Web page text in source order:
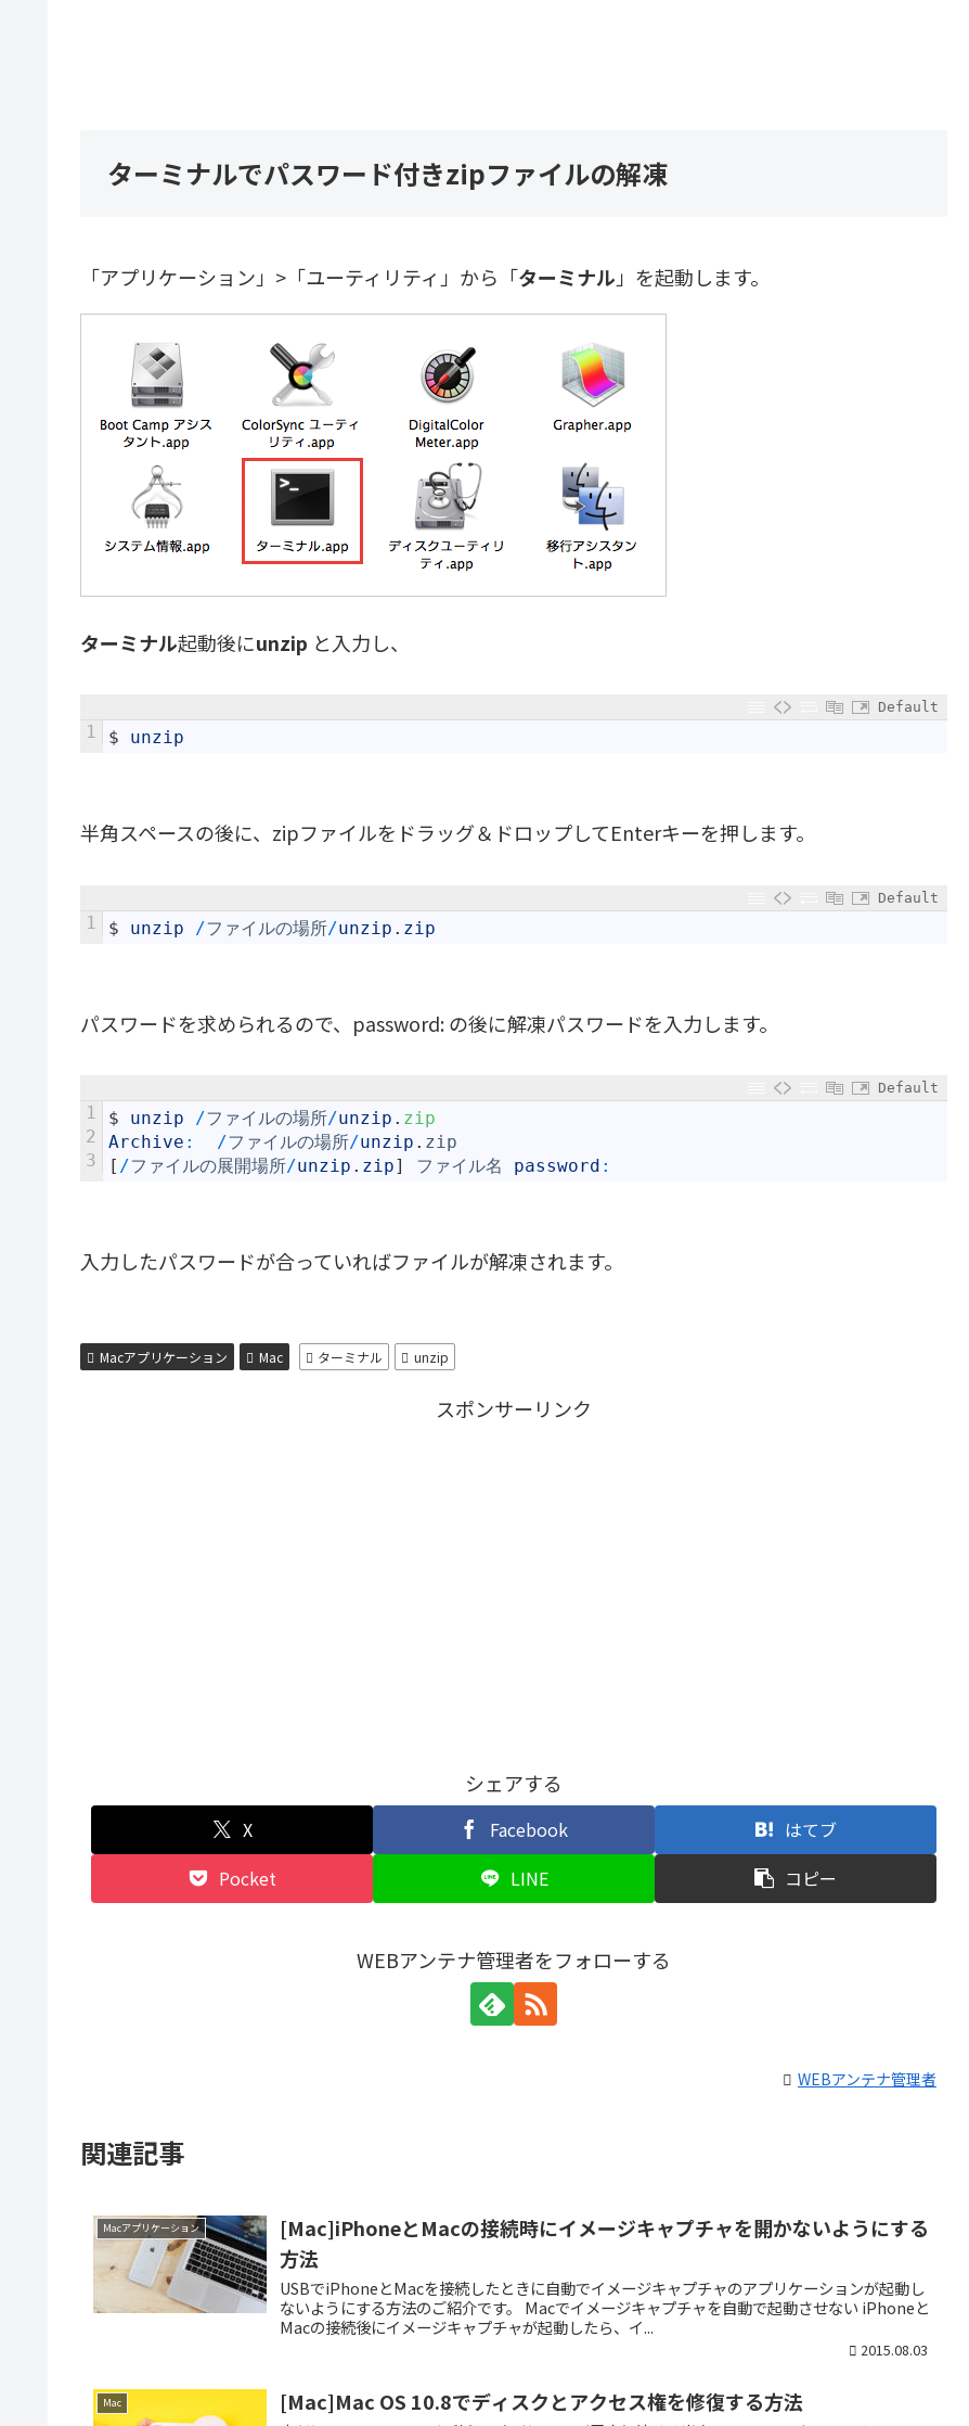
ターミナルでパスワード付きzipファイルの解凍
「アプリケーション」>「ユーティリティ」から「ターミナル 」を起動します。
ターミナル起動後にunzip と入力し、
Default
1 $ unzip
半角スペースの後に、zipファイルをドラッグ＆ドロップしてEnterキーを押します。
Default
1 $ unzip /ファイルの場所/unzip . zip
パスワードを求められるので、password: の後に解凍パスワードを入力します。
Default
1
2
3
$ unzip /ファイルの場所/unzip . zip
Archive : /ファイルの場所/unzip . zip
[ /ファイルの展開場所/unzip . zip] ファイル名 password :
入力したパスワードが合っていればファイルが解凍されます。
Macアプリケーション Mac ターミナル unzip
スポンサーリンク
シェアする
X Facebook
はてブ
Pocket
LINE コピー
WEBアンテナ管理者をフォローする
WEBアンテナ管理者
関連記事
Macアプリケーション
[Mac]iPhoneとMacの接続時にイメージキャプチャを開かないようにする
方法
USBでiPhoneとMacを接続したときに自動でイメージキャプチャのアプリケーションが起動し
ないようにする方法のご紹介です。 Macでイメージキャプチャを自動で起動させない iPhoneと
Macの接続後にイメージキャプチャが起動したら、イ...
2015.08.03
Mac [Mac]Mac OS 10.8でディスクとアクセス権を修復する方法